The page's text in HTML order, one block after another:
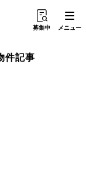
募集中 メニュー
件記事